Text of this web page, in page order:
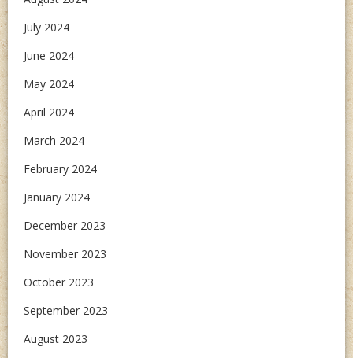
July 2024
June 2024
May 2024
April 2024
March 2024
February 2024
January 2024
December 2023
November 2023
October 2023
September 2023
August 2023